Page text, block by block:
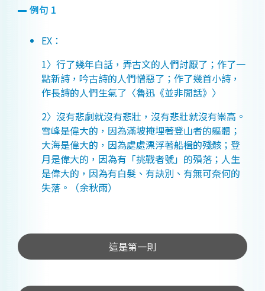
例句 1
EX：
1〉行了幾年白話，弄古文的人們討厭了；作了一
點新詩，吟古詩的人們憎惡了；作了幾首小詩，
作長詩的人們生氣了〈魯迅《並非閒話》〉
2〉沒有悲劇就沒有悲壯，沒有悲壯就沒有崇高。
雪峰是偉大的，因為滿坡掩埋著登山者的軀體；
大海是偉大的，因為處處漂浮著船楫的殘骸；登
月是偉大的，因為有「挑戰者號」的殞落；人生
是偉大的，因為有白髮、有訣別、有無可奈何的
失落。（余秋雨）
這是第一則